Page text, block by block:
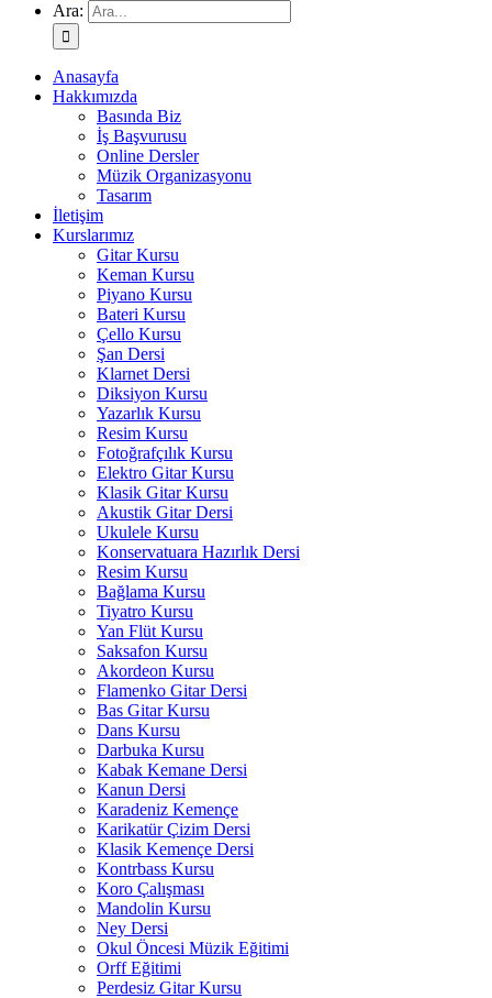
Ara:
Anasayfa
Hakkımızda
Basında Biz
İş Başvurusu
Online Dersler
Müzik Organizasyonu
Tasarım
İletişim
Kurslarımız
Gitar Kursu
Keman Kursu
Piyano Kursu
Bateri Kursu
Çello Kursu
Şan Dersi
Klarnet Dersi
Diksiyon Kursu
Yazarlık Kursu
Resim Kursu
Fotoğrafçılık Kursu
Elektro Gitar Kursu
Klasik Gitar Kursu
Akustik Gitar Dersi
Ukulele Kursu
Konservatuara Hazırlık Dersi
Resim Kursu
Bağlama Kursu
Tiyatro Kursu
Yan Flüt Kursu
Saksafon Kursu
Akordeon Kursu
Flamenko Gitar Dersi
Bas Gitar Kursu
Dans Kursu
Darbuka Kursu
Kabak Kemane Dersi
Kanun Dersi
Karadeniz Kemençe
Karikatür Çizim Dersi
Klasik Kemençe Dersi
Kontrbass Kursu
Koro Çalışması
Mandolin Kursu
Ney Dersi
Okul Öncesi Müzik Eğitimi
Orff Eğitimi
Perdesiz Gitar Kursu